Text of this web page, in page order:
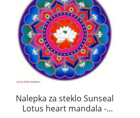
Nalepka za steklo Sunseal
Lotus heart mandala -